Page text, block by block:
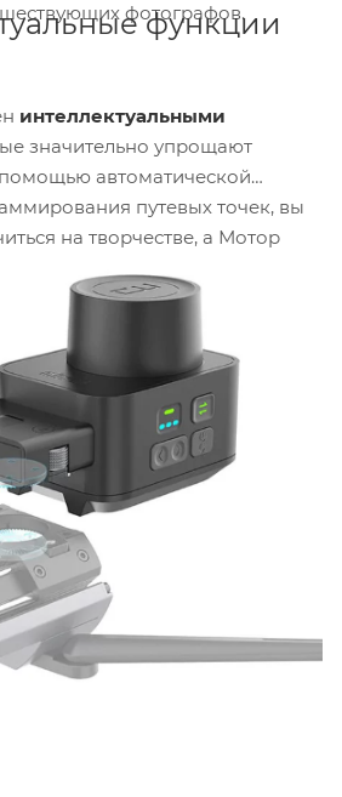
фотографов.
функции
интеллектуальными
значительно упрощают
автоматической
путевых точек, вы
на творчестве, а Мотор
все технические аспекты.